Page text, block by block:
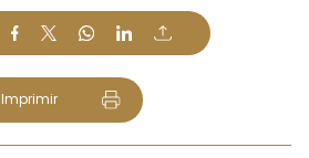
Imprimir